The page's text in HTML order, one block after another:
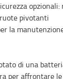
opzionali:
pivotanti
la
di una
per affrontare